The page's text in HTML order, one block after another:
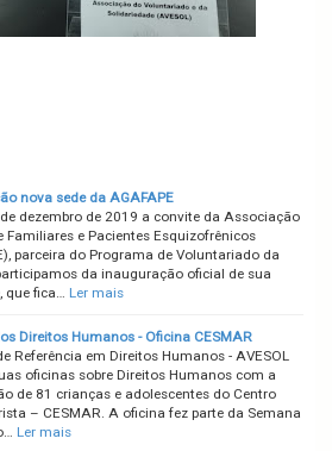
nova sede da AGAFAPE
dezembro de 2019 a convite da Associação
Familiares e Pacientes Esquizofrênicos
parceira do Programa de Voluntariado da
da inauguração oficial de sua
que fica… Ler mais
Direitos Humanos - Oficina CESMAR
Referência em Direitos Humanos - AVESOL
oficinas sobre Direitos Humanos com a
de 81 crianças e adolescentes do Centro
– CESMAR. A oficina fez parte da Semana
Ler mais